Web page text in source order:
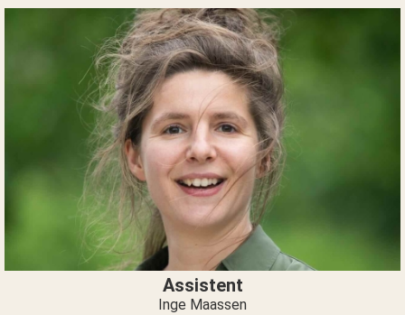
Assistent
Inge Maassen